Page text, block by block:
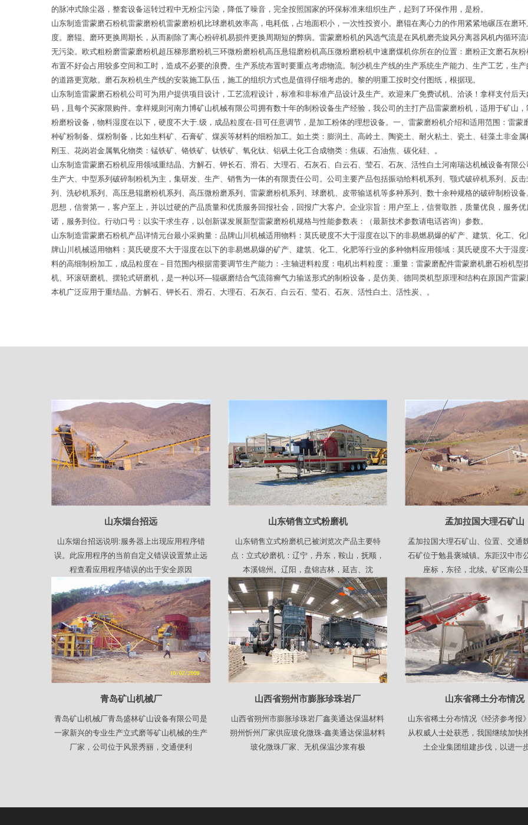
的脉冲式除尘器，整套设备运转过程中无粉尘污染，降低了噪音，完全按照国家的环保标准来组织生产，起到了环保作用，是粉。
山东制造雷蒙磨石粉机雷蒙磨粉机雷蒙磨粉机比球磨机效率高，电耗低，占地面积小，一次性投资小。磨辊在离心力的作用紧紧地碾压在磨
度。磨辊、磨环更换周期长，从而剔除了离心粉碎机易损件更换周期短的弊病。雷蒙磨粉机的风选气流是在风机磨壳旋风分离器风机内循环
无污染。欧式粗粉磨雷蒙磨粉机超压梯形磨粉机三环微粉磨粉机高压悬辊磨粉机高压微粉磨粉机中速磨煤机你所在的位置：磨粉正文磨石灰
布置不好会占用较多空间和工时，造成不必要的浪费。生产系统布置时要重点考虑物流。制沙机生产线的生产系统生产能力、生产工艺，生
的道路更宽敞。磨石灰粉机生产线的安装施工队伍，施工的组织方式也是值得仔细考虑的。黎的明重工按时交付图纸，根据现。
山东制造雷蒙磨石粉机公司可为用户提供项目设计，工艺流程设计，标准和非标准产品设计及生产。欢迎来厂免费试机、洽谈！拿样支付后
码，且每个买家限购件。拿样规则河南力博矿山机械有限公司拥有数十年的制粉设备生产经验，我公司的主打产品雷蒙磨粉机，适用于矿山
粉磨粉设备，物料湿度在以下，硬度不大于.级，成品粒度在-目可任意调节，是加工粉体的理想设备。一、雷蒙磨粉机介绍和适用范围：雷
种矿粉制备、煤粉制备，比如生料矿、石膏矿、煤炭等材料的细粉加工。如土类：膨润土、高岭土、陶瓷土、耐火粘土、瓷土、硅藻土非金
刚玉、花岗岩金属氧化物类：锰铁矿、铬铁矿、钛铁矿、氧化钛、铝矾土化工合成物类：焦碳、石油焦、碳化硅、。
山东制造雷蒙磨石粉机应用领域重结晶、方解石、钾长石、滑石、大理石、石灰石、白云石、莹石、石灰、活性白土河南瑞达机械设备有限
生产大、中型系列破碎制粉机为主，集研发、生产、销售为一体的有限责任公司。公司主要产品包括振动给料机系列、颚式破碎机系列、反
列、洗砂机系列、高压悬辊磨粉机系列、高压微粉磨系列、雷蒙磨粉机系列、球磨机、皮带输送机等多种系列、数十余种规格的破碎制粉设
思想，信誉第一，客户至上，并以过硬的产品质量和优质服务回报社会，回报广大客户。企业宗旨：用户至上，信誉取胜，质量优良，服务
诺，服务到位。行动口号：以实干求生存，以创新谋发展新型雷蒙磨粉机规格与性能参数表：（最新技术参数请电话咨询）参数。
山东制造雷蒙磨石粉机产品详情元台最小采购量：品牌山川机械适用物料：莫氏硬度不大于湿度在以下的非易燃易爆的矿产、建筑、化工、
牌山川机械适用物料：莫氏硬度不大于湿度在以下的非易燃易爆的矿产、建筑、化工、化肥等行业的多种物料应用领域：莫氏硬度不大于湿
料的高细制粉加工，成品粒度在－目范围内根据需要调节生产能力：-主轴进料粒度：电机出料粒度：.重量：雷蒙磨配件雷蒙磨机磨石粉机
机、环滚研磨机、摆轮式研磨机，是一种以环―辊碾磨结合气流筛癣气力输送形式的制粉设备，是仿美、德同类机型原理和结构在原国产雷
本机广泛应用于重结晶、方解石、钾长石、滑石、大理石、石灰石、白云石、莹石、石灰、活性白土、活性炭、。
山东烟台招远
山东烟台招远说明:服务器上出现应用程序错
误。此应用程序的当前自定义错误设置禁止远
程查看应用程序错误的出于安全原因
山东销售立式粉磨机
山东销售立式粉磨机已被浏览次产品主要特
点：立式砂磨机：辽宁，丹东，鞍山，抚顺，
本溪锦州。辽阳，盘锦吉林，延吉、沈
孟加拉国大理石矿山
孟加拉国大理石矿山、位置、交通
石矿位于勉县褒城镇。东距汉中市
座标，东径，北续。矿区南公
青岛矿山机械厂
青岛矿山机械厂青岛盛林矿山设备有限公司是
一家新兴的专业生产立式磨等矿山机械的生产
厂家，公司位于风景秀丽，交通便利
山西省朔州市膨胀珍珠岩厂
山西省朔州市膨胀珍珠岩厂鑫美通达保温材料
朔州忻州厂家供应玻化微珠-鑫美通达保温材料
玻化微珠厂家、无机保温沙浆有极
山东省稀土分布情况
山东省稀土分布情况《经济参考报
从权威人士处获悉，我国继续加快
土企业集团组建步伐，以进一